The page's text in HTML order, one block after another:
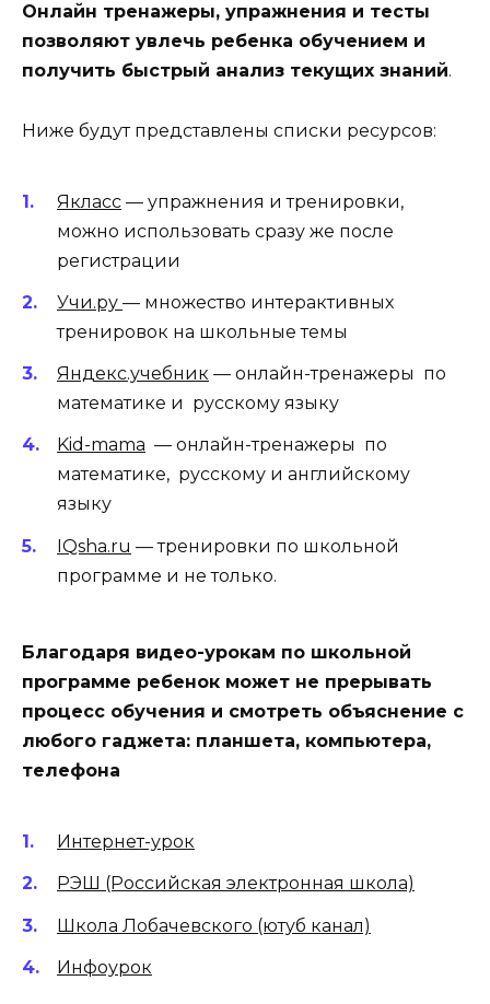
Онлайн тренажеры, упражнения и тесты
позволяют увлечь ребенка обучением и
получить быстрый анализ текущих знаний.
Ниже будут представлены списки ресурсов:
Якласс — упражнения и тренировки,
можно использовать сразу же после
регистрации
Учи.ру — множество интерактивных
тренировок на школьные темы
Яндекс.учебник — онлайн-тренажеры по
математике и русскому языку
Kid-mama — онлайн-тренажеры по
математике, русскому и английскому
языку
IQsha.ru — тренировки по школьной
программе и не только.
Благодаря видео-урокам по школьной
программе ребенок может не прерывать
процесс обучения и смотреть объяснение с
любого гаджета: планшета, компьютера,
телефона
Интернет-урок
РЭШ (Российская электронная школа)
Школа Лобачевского (ютуб канал)
Инфоурок